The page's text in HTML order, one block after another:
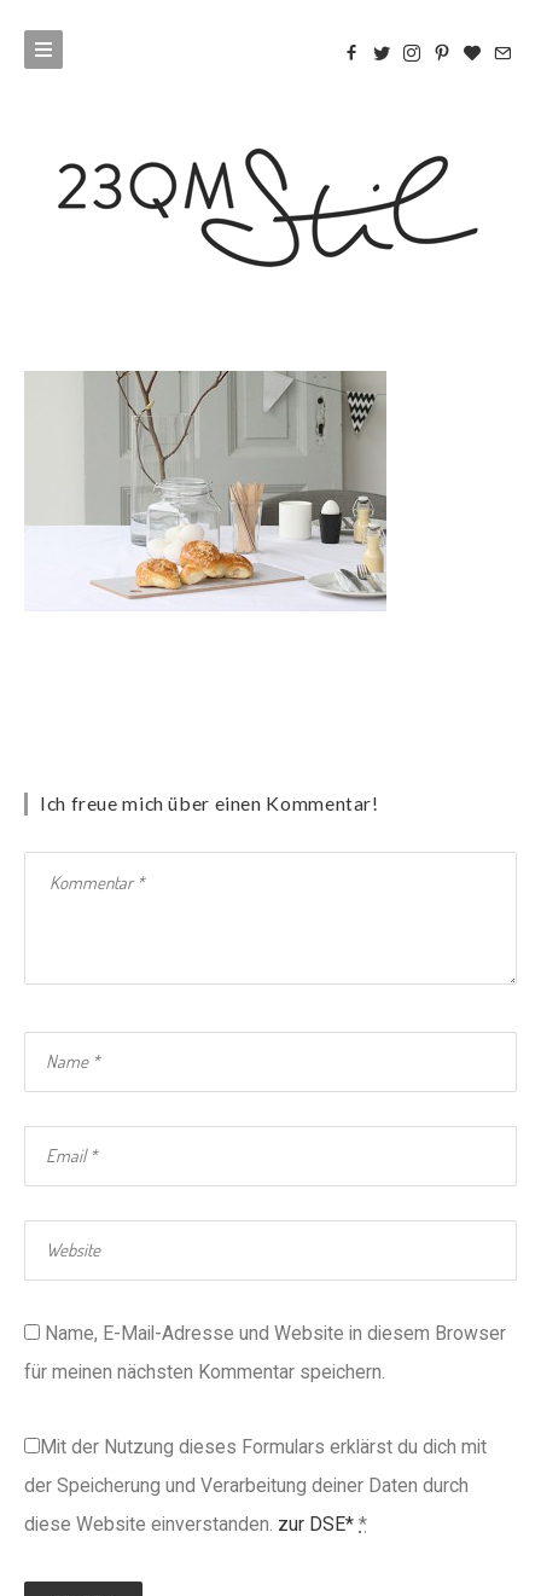
Ich freue mich über einen Kommentar!
Name, E-Mail-Adresse und Website in diesem Browser
für meinen nächsten Kommentar speichern.
Mit der Nutzung dieses Formulars erklärst du dich mit
der Speicherung und Verarbeitung deiner Daten durch
diese Website einverstanden. zur DSE* *